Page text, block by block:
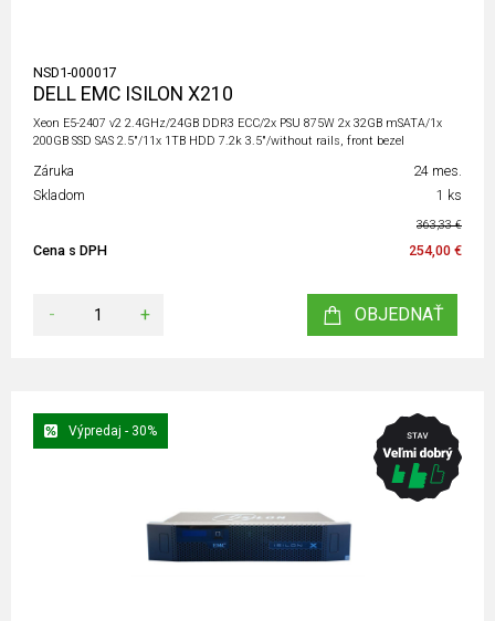
NSD1-000017
DELL EMC ISILON X210
Xeon E5-2407 v2 2.4GHz/24GB DDR3 ECC/2x PSU 875W 2x 32GB mSATA/1x
200GB SSD SAS 2.5"/11x 1TB HDD 7.2k 3.5"/without rails, front bezel
Záruka
24 mes.
Skladom
1 ks
363,33 €
Cena s DPH 254,00 €
- + OBJEDNAŤ
Výpredaj - 30%